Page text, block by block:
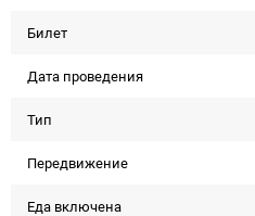
Билет
Дата проведения
Тип
Передвижение
Еда включена